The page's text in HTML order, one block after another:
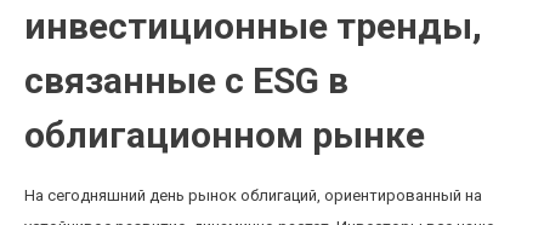
инвестиционные тренды,
связанные с ESG в
облигационном рынке
На сегодняшний день рынок облигаций, ориентированный на